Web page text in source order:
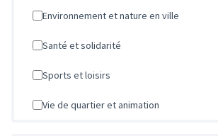
Environnement et nature en ville
Santé et solidarité
Sports et loisirs
Vie de quartier et animation